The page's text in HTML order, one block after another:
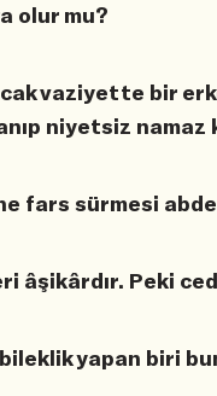
olur mu?
vaziyette bir
niyetsiz namaz
fars sürmesi
âşikârdır. Peki
yapan biri